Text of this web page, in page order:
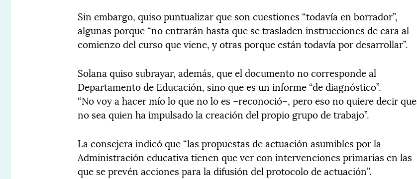
Sin embargo, quiso puntualizar que son cuestiones “todavía en borrador”,
algunas porque “no entrarán hasta que se trasladen instrucciones de cara al
comienzo del curso que viene, y otras porque están todavía por desarrollar”.
Solana quiso subrayar, además, que el documento no corresponde al
Departamento de Educación, sino que es un informe “de diagnóstico”.
“No voy a hacer mío lo que no lo es –reconoció–, pero eso no quiere decir que
no sea quien ha impulsado la creación del propio grupo de trabajo”.
La consejera indicó que “las propuestas de actuación asumibles por la
Administración educativa tienen que ver con intervenciones primarias en las
que se prevén acciones para la difusión del protocolo de actuación”.